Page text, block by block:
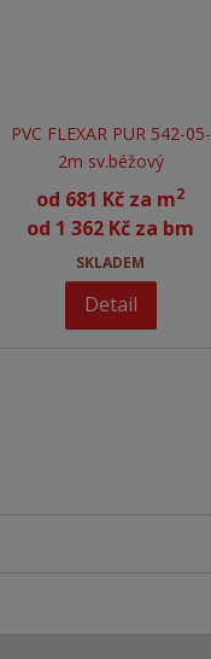
PVC FLEXAR PUR 542-05-
2m sv.béžový
od 681 Kč za m2
od 1 362 Kč za bm
SKLADEM
Detail